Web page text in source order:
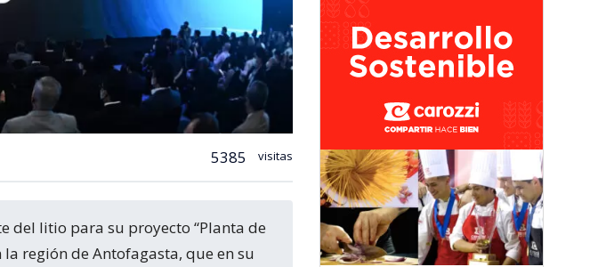
5385 visitas
región de Antofagasta, que en su